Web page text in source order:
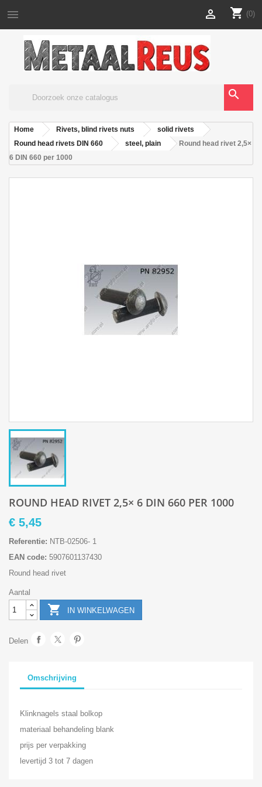
 shopping_cart (0)

search
Home Rivets, blind rivets nuts
solid rivets
Round head rivets DIN 660
steel, plain
Round head rivet 2,5×
6 DIN 660 per 1000
ROUND HEAD RIVET 2,5× 6 DIN 660 PER 1000
€ 5,45
Referentie: NTB-02506- 1
EAN code: 5907601137430
Round head rivet
Aantal
 IN WINKELWAGEN
Delen
Omschrijving
Klinknagels staal bolkop
materiaal behandeling blank
prijs per verpakking
levertijd 3 tot 7 dagen